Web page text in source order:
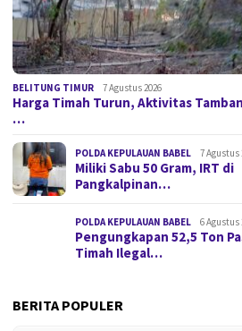
BELITUNG TIMUR 7 Agustus 2026
Harga Timah Turun, Aktivitas
…
POLDA KEPULAUAN BABEL 7 Agustus
Miliki Sabu 50 Gram, IRT di
Pangkalpinan…
POLDA KEPULAUAN BABEL 6 Agustus
Pengungkapan 52,5 Ton
Timah Ilegal…
BERITA POPULER